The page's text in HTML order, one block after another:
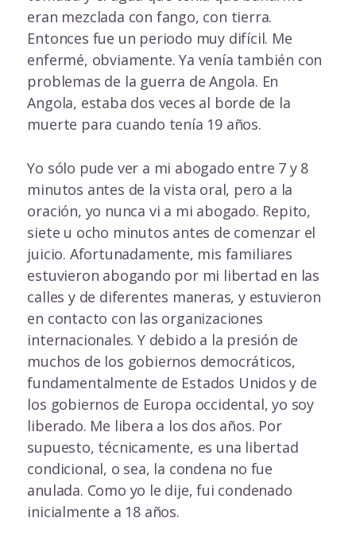
eran mezclada con fango, con tierra.
Entonces fue un periodo muy difícil. Me
enfermé, obviamente. Ya venía también con
problemas de la guerra de Angola. En
Angola, estaba dos veces al borde de la
muerte para cuando tenía 19 años.
Yo sólo pude ver a mi abogado entre 7 y 8
minutos antes de la vista oral, pero a la
oración, yo nunca vi a mi abogado. Repito,
siete u ocho minutos antes de comenzar el
juicio. Afortunadamente, mis familiares
estuvieron abogando por mi libertad en las
calles y de diferentes maneras, y estuvieron
en contacto con las organizaciones
internacionales. Y debido a la presión de
muchos de los gobiernos democráticos,
fundamentalmente de Estados Unidos y de
los gobiernos de Europa occidental, yo soy
liberado. Me libera a los dos años. Por
supuesto, técnicamente, es una libertad
condicional, o sea, la condena no fue
anulada. Como yo le dije, fui condenado
inicialmente a 18 años.